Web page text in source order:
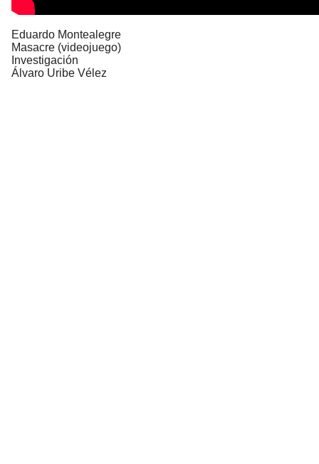
Eduardo Montealegre
Masacre (videojuego)
Investigación
Álvaro Uribe Vélez